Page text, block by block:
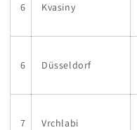
6 Kvasiny
6 Düsseldorf
7 Vrchlabi